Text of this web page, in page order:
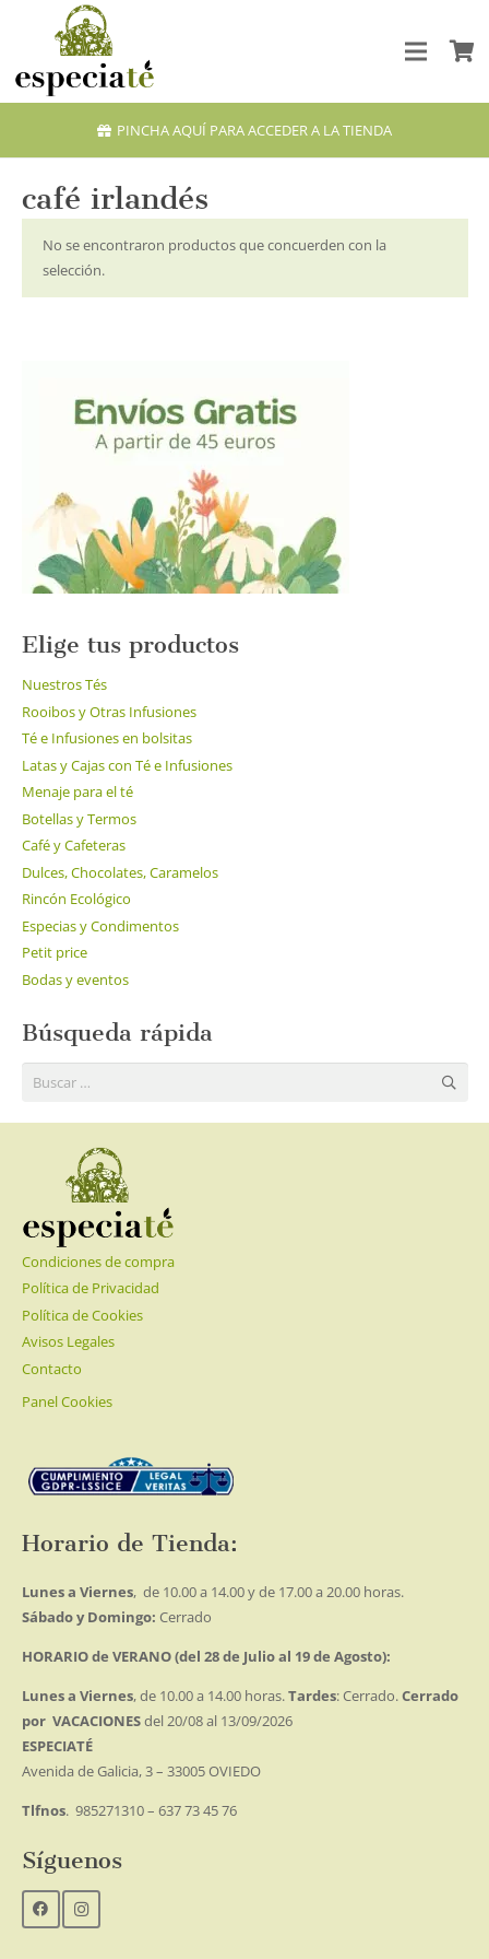
PINCHA AQUÍ PARA ACCEDER A LA TIENDA
café irlandés
No se encontraron productos que concuerden con la
selección.
Elige tus productos
Nuestros Tés
Rooibos y Otras Infusiones
Té e Infusiones en bolsitas
Latas y Cajas con Té e Infusiones
Menaje para el té
Botellas y Termos
Café y Cafeteras
Dulces, Chocolates, Caramelos
Rincón Ecológico
Especias y Condimentos
Petit price
Bodas y eventos
Búsqueda rápida
Condiciones de compra
Política de Privacidad
Política de Cookies
Avisos Legales
Contacto
Panel Cookies
Horario de Tienda:
Lunes a Viernes, de 10.00 a 14.00 y de 17.00 a 20.00 horas.
Sábado y Domingo: Cerrado
HORARIO de VERANO (del 28 de Julio al 19 de Agosto):
Lunes a Viernes, de 10.00 a 14.00 horas.Tardes: Cerrado.Cerrado
por VACACIONESdel 20/08 al 13/09/2026
ESPECIATÉ
Avenida de Galicia, 3 – 33005 OVIEDO
Tlfnos. 985271310 – 637 73 45 76
Síguenos